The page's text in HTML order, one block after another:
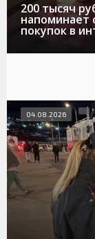
200 тысяч
напоминает
покупок в
04.08.2026